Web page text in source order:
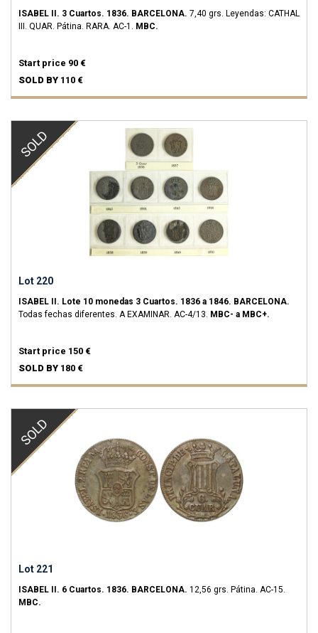
ISABEL II. 3 Cuartos. 1836. BARCELONA. 7,40 grs. Leyendas: CATHAL
III. QUAR. Pátina. RARA. AC-1. MBC.
Start price 90 €
SOLD BY 110 €
SOLD
Lot 220
ISABEL II. Lote 10 monedas 3 Cuartos. 1836 a 1846. BARCELONA.
Todas fechas diferentes. A EXAMINAR. AC-4/13. MBC- a MBC+.
Start price 150 €
SOLD BY 180 €
SOLD
Lot 221
ISABEL II. 6 Cuartos. 1836. BARCELONA. 12,56 grs. Pátina. AC-15.
MBC.